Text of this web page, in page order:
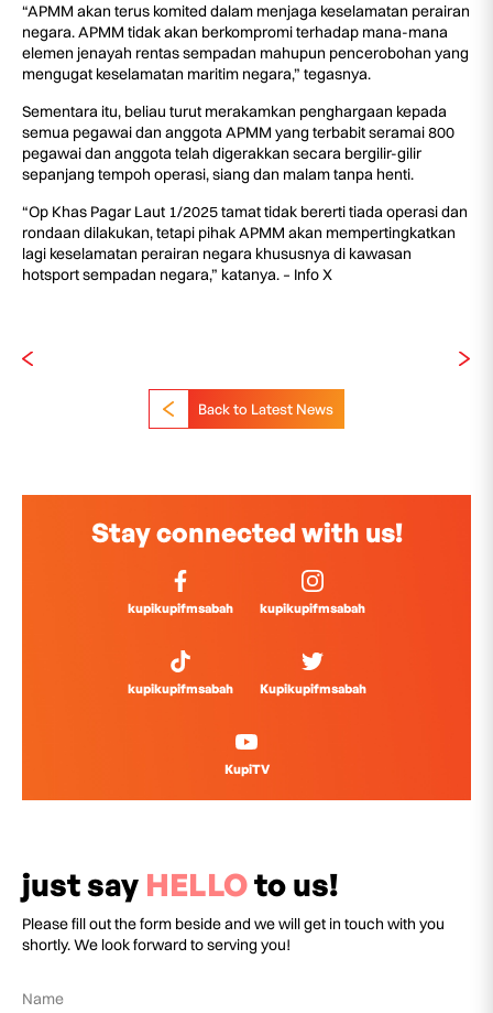
“APMM akan terus komited dalam menjaga keselamatan perairan
negara. APMM tidak akan berkompromi terhadap mana-mana
elemen jenayah rentas sempadan mahupun pencerobohan yang
mengugat keselamatan maritim negara,” tegasnya.
Sementara itu, beliau turut merakamkan penghargaan kepada
semua pegawai dan anggota APMM yang terbabit seramai 800
pegawai dan anggota telah digerakkan secara bergilir-gilir
sepanjang tempoh operasi, siang dan malam tanpa henti.
“Op Khas Pagar Laut 1/2025 tamat tidak bererti tiada operasi dan
rondaan dilakukan, tetapi pihak APMM akan mempertingkatkan
lagi keselamatan perairan negara khususnya di kawasan
hotsport sempadan negara,” katanya. – Info X
Back to Latest News
Stay connected with us!
kupikupifmsabah kupikupifmsabah
kupikupifmsabah Kupikupifmsabah
KupiTV
just say HELLOto us!
Please fill out the form beside and we will get in touch with you
shortly. We look forward to serving you!